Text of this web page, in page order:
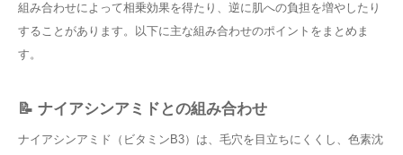
組み合わせによって相乗効果を得たり、逆に肌への負担を増やしたり
することがあります。以下に主な組み合わせのポイントをまとめま
す。
📝 ナイアシンアミドとの組み合わせ
ナイアシンアミド（ビタミンB3）は、毛穴を目立ちにくくし、色素沈